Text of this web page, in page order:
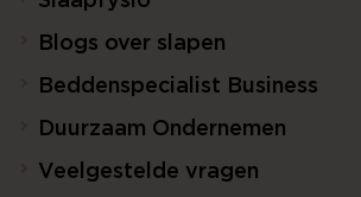
Blogs over slapen
Beddenspecialist Business
Duurzaam Ondernemen
Veelgestelde vragen